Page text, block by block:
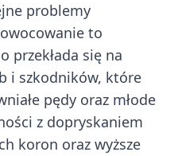
problemy
to
przekłada się na
i szkodników, które
pędy oraz młode
z dopryskaniem
koron oraz wyższe